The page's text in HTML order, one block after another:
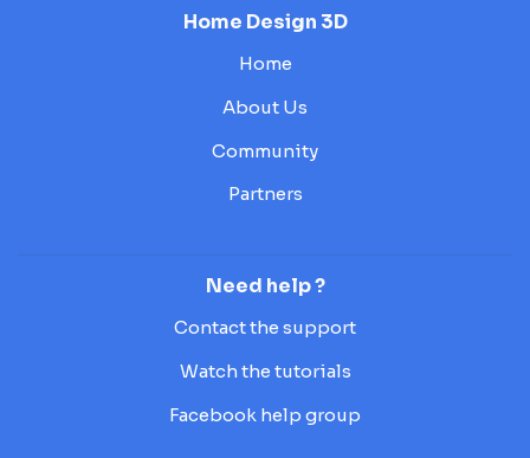
Home Design 3D
Home
About Us
Community
Partners
Need help ?
Contact the support
Watch the tutorials
Facebook help group